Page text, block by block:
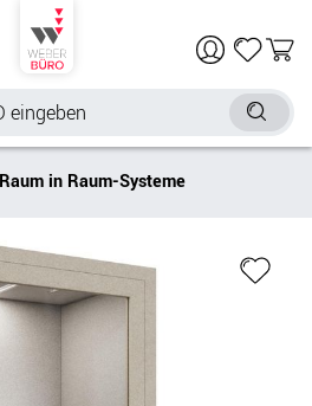
Raum in Raum-Systeme